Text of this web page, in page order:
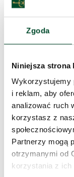
Zgoda
Niniejsza strona
Wykorzystujemy
i reklam, aby
analizować ruch
korzystasz z
Partnerzy mogą
otrzymanymi od
korzystania z ich
Wrześniowe
kilku powodów.